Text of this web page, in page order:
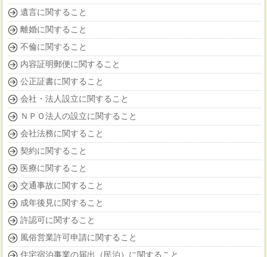
遺言に関すること
離婚に関すること
不倫に関すること
内容証明郵便に関すること
公正証書に関すること
会社・法人設立に関すること
ＮＰＯ法人の設立に関すること
会社法務に関すること
契約に関すること
医療に関すること
交通事故に関すること
成年後見に関すること
許認可に関すること
風俗営業許可申請に関すること
住宅宿泊事業の届出（民泊）に関すること